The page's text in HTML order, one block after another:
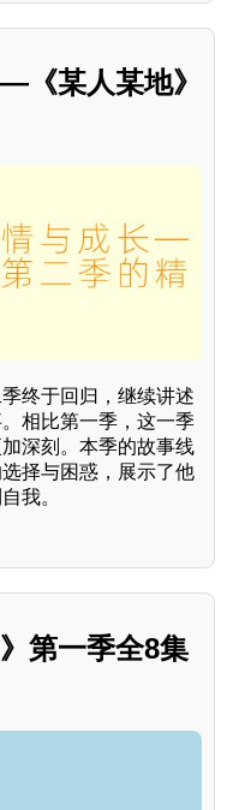
《某人某地》
终于回归，继续讲述
相比第一季，这一季
深刻。本季的故事线
择与困惑，展示了他
我。
第一季全8集